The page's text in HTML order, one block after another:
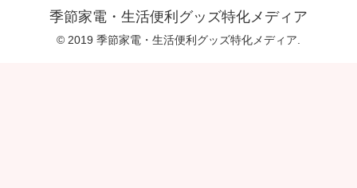
季節家電・生活便利グッズ特化メディア
© 2019 季節家電・生活便利グッズ特化メディア.